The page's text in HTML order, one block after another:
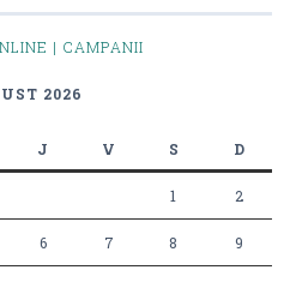
| CAMPANII
2026
J V S D
1 2
6 7 8 9